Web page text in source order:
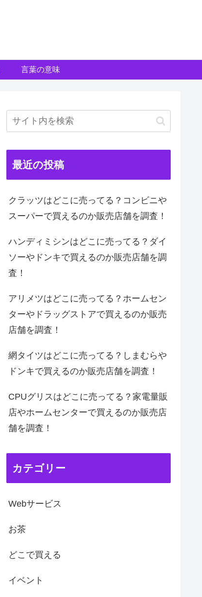
言葉の意味
最近の投稿
クラッツはどこに売ってる？コンビニや
スーパーで買えるのか販売店舗を調査！
ハンディミシンはどこに売ってる？ダイ
ソーやドンキで買えるのか販売店舗を調
査！
アリメツはどこに売ってる？ホームセン
ターやドラッグストアで買えるのか販売
店舗を調査！
網タイツはどこに売ってる？しまむらや
ドンキで買えるのか販売店舗を調査！
CPUグリスはどこに売ってる？家電量販
店やホームセンターで買えるのか販売店
舗を調査！
カテゴリー
Webサービス
お茶
どこで買える
イベント